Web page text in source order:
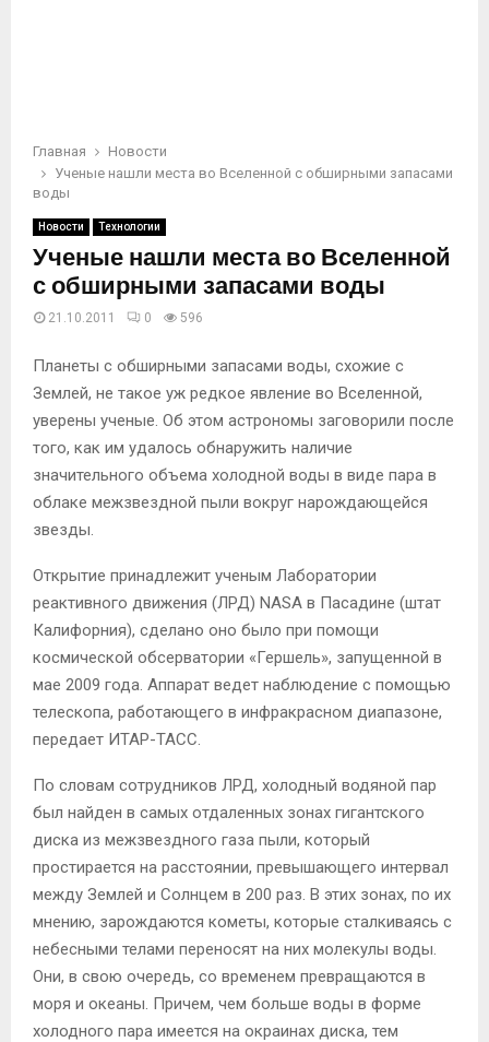
Главная
Новости
Ученые нашли места во Вселенной с обширными запасами
воды
Новости Технологии
Ученые нашли места во Вселенной
с обширными запасами воды
21.10.2011 0 596
Планеты с обширными запасами воды, схожие с
Землей, не такое уж редкое явление во Вселенной,
уверены ученые. Об этом астрономы заговорили после
того, как им удалось обнаружить наличие
значительного объема холодной воды в виде пара в
облаке межзвездной пыли вокруг нарождающейся
звезды.
Открытие принадлежит ученым Лаборатории
реактивного движения (ЛРД) NASA в Пасадине (штат
Калифорния), сделано оно было при помощи
космической обсерватории «Гершель», запущенной в
мае 2009 года. Аппарат ведет наблюдение с помощью
телескопа, работающего в инфракрасном диапазоне,
передает ИТАР-ТАСС.
По словам сотрудников ЛРД, холодный водяной пар
был найден в самых отдаленных зонах гигантского
диска из межзвездного газа пыли, который
простирается на расстоянии, превышающего интервал
между Землей и Солнцем в 200 раз. В этих зонах, по их
мнению, зарождаются кометы, которые сталкиваясь с
небесными телами переносят на них молекулы воды.
Они, в свою очередь, со временем превращаются в
моря и океаны. Причем, чем больше воды в форме
холодного пара имеется на окраинах диска, тем